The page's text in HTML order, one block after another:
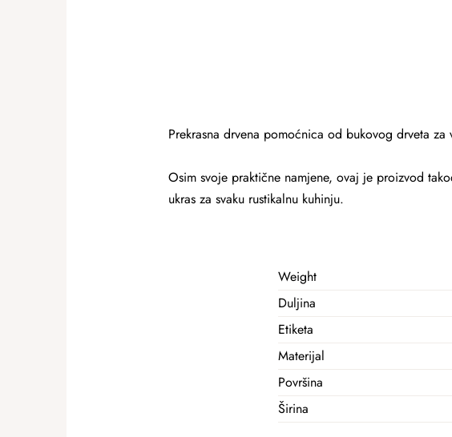
Prekrasna drvena pomoćnica od bukovog drveta za
Osim svoje praktične namjene, ovaj je proizvod
ukras za svaku rustikalnu kuhinju.
Weight
Duljina
Etiketa
Materijal
Površina
Širina